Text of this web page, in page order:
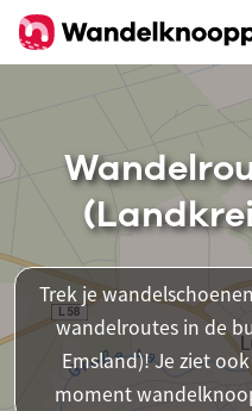
Trek je
wandelroutes in de
Emsland)! Je ziet
moment